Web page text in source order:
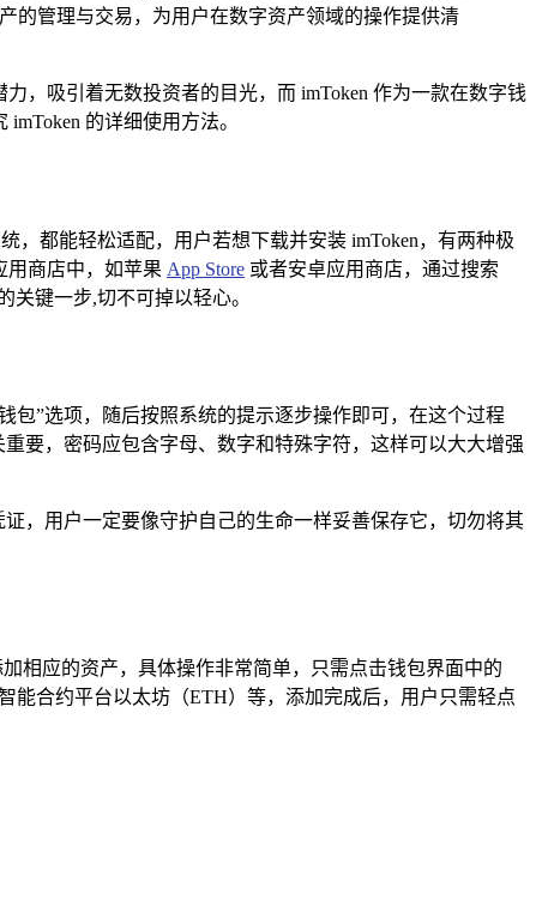
的管理与交易，为用户在数字资产领域的操作提供清
，吸引着无数投资者的目光，而 imToken 作为一款在数字钱
的详细使用方法。
，都能轻松适配，用户若想下载并安装 imToken，有两种极
用商店中，如苹果 App Store 或者安卓应用商店，通过搜索
关键一步,切不可掉以轻心。
包”选项，随后按照系统的提示逐步操作即可，在这个过程
要，密码应包含字母、数字和特殊字符，这样可以大大增强
，用户一定要像守护自己的生命一样妥善保存它，切勿将其
相应的资产，具体操作非常简单，只需点击钱包界面中的
能合约平台以太坊（ETH）等，添加完成后，用户只需轻点